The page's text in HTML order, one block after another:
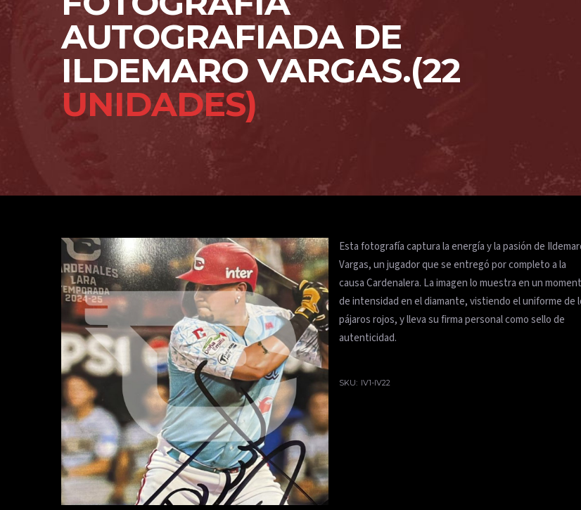
AUTOGRAFIADA DE
ILDEMARO VARGAS.(22
UNIDADES)
Esta fotografía captura la energía y la pasión de
Vargas, un jugador que se entregó por completo a la
causa Cardenalera. La imagen lo muestra en un
de intensidad en el diamante, vistiendo el uniforme de
pájaros rojos, y lleva su firma personal como sello de
autenticidad.
SKU: IV1-IV22